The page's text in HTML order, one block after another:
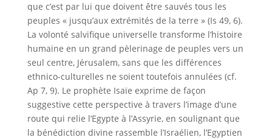
que c’est par lui que doivent être sauvés tous les
peuples « jusqu’aux extrémités de la terre » (Is 49, 6).
La volonté salvifique universelle transforme l’histoire
humaine en un grand pèlerinage de peuples vers un
seul centre, Jérusalem, sans que les différences
ethnico-culturelles ne soient toutefois annulées (cf.
Ap 7, 9). Le prophète Isaïe exprime de façon
suggestive cette perspective à travers l’image d’une
route qui relie l’Egypte à l’Assyrie, en soulignant que
la bénédiction divine rassemble l’Israélien, l’Egyptien